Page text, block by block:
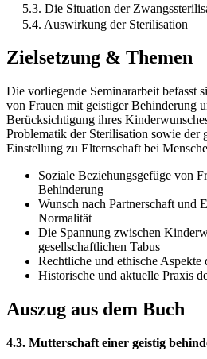
5.3. Die Situation der
5.4. Auswirkung der Sterilisation
Zielsetzung & Themen
Die vorliegende Seminararbeit befasst
von Frauen mit geistiger Behinderung
Berücksichtigung ihres
Problematik der Sterilisation sowie der
Einstellung zu Elternschaft bei
Soziale Beziehungsgefüge von
Behinderung
Wunsch nach Partnerschaft und
Normalität
Die Spannung zwischen
gesellschaftlichen Tabus
Rechtliche und ethische Aspekte
Historische und aktuelle Praxis
Auszug aus dem Buch
4.3. Mutterschaft einer geistig